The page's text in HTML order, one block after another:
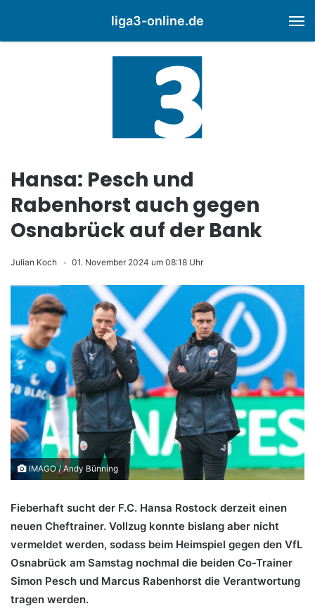
liga3-online.de
Hansa: Pesch und
Rabenhorst auch gegen
Osnabrück auf der Bank
Julian Koch 01. November 2024 um 08:18 Uhr
IMAGO / Andy Bünning
Fieberhaft sucht der F.C. Hansa Rostock derzeit einen
neuen Cheftrainer. Vollzug konnte bislang aber nicht
vermeldet werden, sodass beim Heimspiel gegen den VfL
Osnabrück am Samstag nochmal die beiden Co-Trainer
Simon Pesch und Marcus Rabenhorst die Verantwortung
tragen werden.